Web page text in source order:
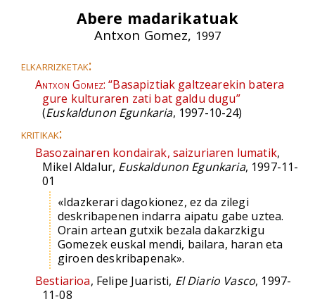
Abere madarikatuak
Antxon Gomez, 1997
elkarrizketak:
Antxon Gomez: “Basapiztiak galtzearekin batera
gure kulturaren zati bat galdu dugu”
(Euskaldunon Egunkaria, 1997-10-24)
kritikak:
Basozainaren kondairak, saizuriaren lumatik,
Mikel Aldalur, Euskaldunon Egunkaria, 1997-11-
01
«Idazkerari dagokionez, ez da zilegi
deskribapenen indarra aipatu gabe uztea.
Orain artean gutxik bezala dakarzkigu
Gomezek euskal mendi, bailara, haran eta
giroen deskribapenak».
Bestiarioa, Felipe Juaristi, El Diario Vasco, 1997-
11-08